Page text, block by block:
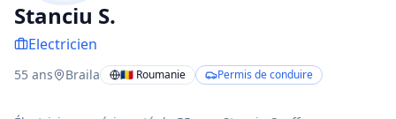
Stanciu S.
Electricien
55 ans Braila 🇷🇴 Roumanie Permis de conduire